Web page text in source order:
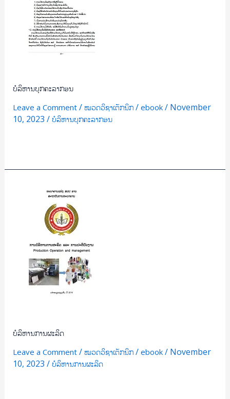
ບໍລິຫານບຸກຄະລາກອນ
Leave a Comment / ໝວດວິຊາເຕັກນິກ/ ebook / November
10, 2023 / ບໍລິຫານບຸກຄະລາກອນ
ບໍລິຫານການຜະລິດ
Leave a Comment / ໝວດວິຊາເຕັກນິກ/ ebook / November
10, 2023 / ບໍລິຫານການຜະລິດ